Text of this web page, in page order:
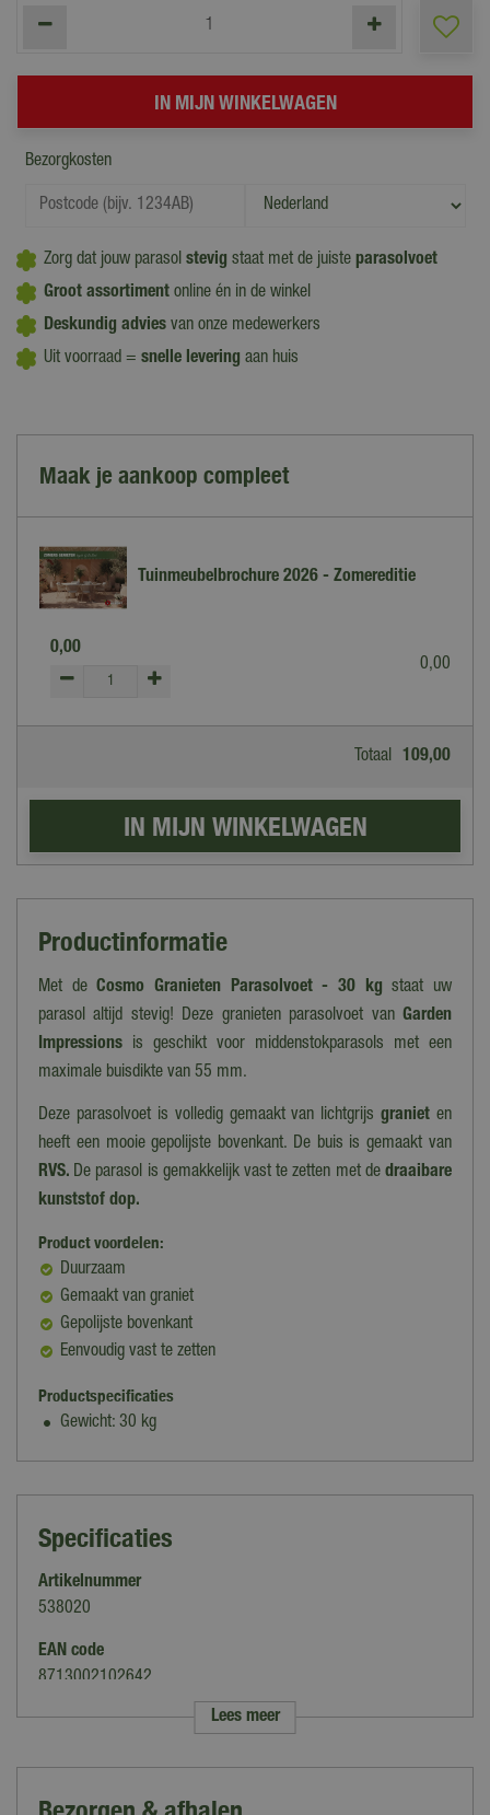
Bezorgkosten
Zorg dat jouw parasol stevig staat met de juiste parasolvoet
Groot assortiment online én in de winkel
Deskundig advies van onze medewerkers
Uit voorraad = snelle levering aan huis
Maak je aankoop compleet
Tuinmeubelbrochure 2026 - Zomereditie
0,00
0,00
Totaal 109,00
Productinformatie
Met deCosmo Granieten Parasolvoet - 30 kgstaat uw
parasol altijd stevig! Deze granieten parasolvoet van Garden
Impressions is geschikt voor middenstokparasols met een
maximale buisdikte van 55 mm.
Deze parasolvoet is volledig gemaakt van lichtgrijs graniet en
heeft een mooie gepolijste bovenkant. De buis is gemaakt van
RVS. De parasol is gemakkelijk vast te zetten met dedraaibare
kunststof dop.
Product voordelen:
Duurzaam
Gemaakt van graniet
Gepolijste bovenkant
Eenvoudig vast te zetten
Productspecificaties
Gewicht: 30 kg
Specificaties
Artikelnummer
538020
EAN code
8713002102642
Merk
Lees meer